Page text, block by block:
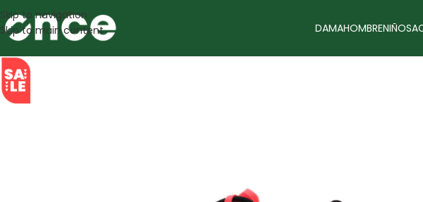
Skip to navigation
Skip to main content
DAMAHOMBRENIÑOS
SALE